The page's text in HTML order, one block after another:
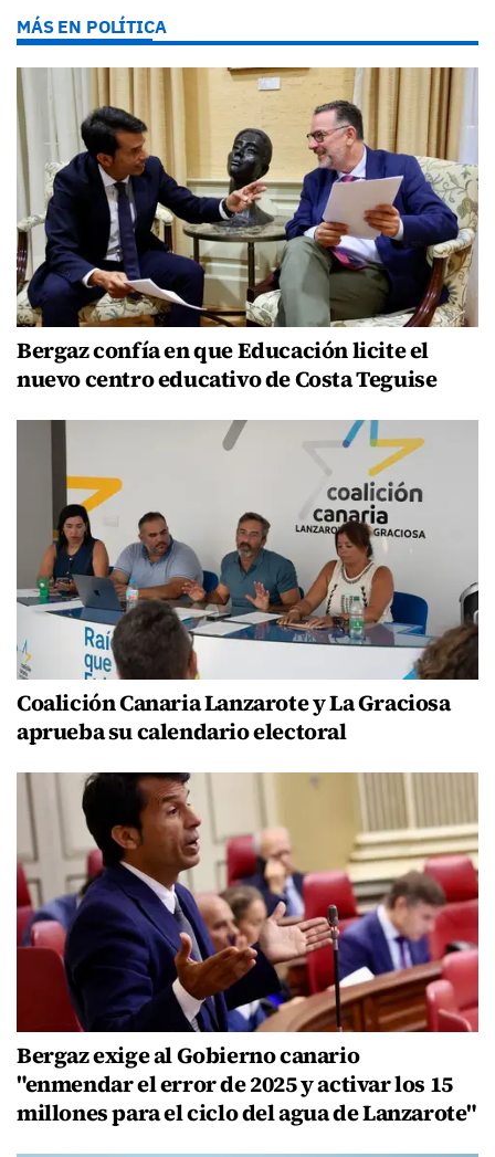
MÁS EN POLÍTICA
Bergaz confía en que Educación licite el
nuevo centro educativo de Costa Teguise
Coalición Canaria Lanzarote y La Graciosa
aprueba su calendario electoral
Bergaz exige al Gobierno canario
"enmendar el error de 2025 y activar los 15
millones para el ciclo del agua de Lanzarote"